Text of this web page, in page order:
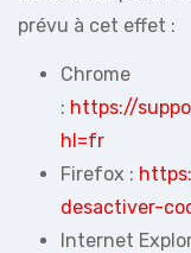
prévu à cet effet :
Chrome
: https://
hl=fr
Firefox :
desactiver-
Internet